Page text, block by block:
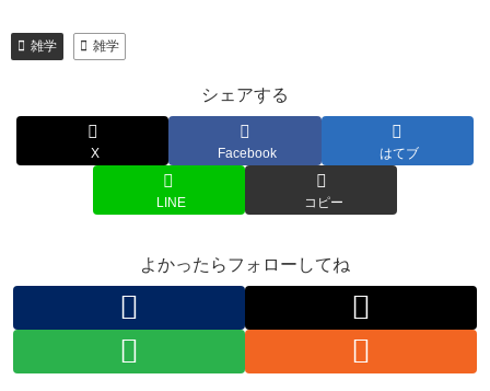
雑学 雑学
シェアする
X Facebook はてブ
LINE コピー
よかったらフォローしてね